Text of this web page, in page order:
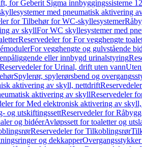
for Geberit Sigma innbyggingssisterne
med pneumatisk aktivering
for Tilbehør for WC-skyllesystemer
av skyllFor WC skyllesystemer med
Reservedeler for For vegghengte
For vegghengte og gulvstående
eller innbygd urinalstyring
Reservedeler for Urinal, drift uten vann
Spylerør, spylerørsbend og
aktivering av skyll, nettdrift
aktivering av skyllReservedeler
for Med elektronisk aktivering av
og utskiftingssettReservedeler for
og bidéerAvløpssett for toaletter og
Reservedeler for Tilkoblingsrør
og dekkapper